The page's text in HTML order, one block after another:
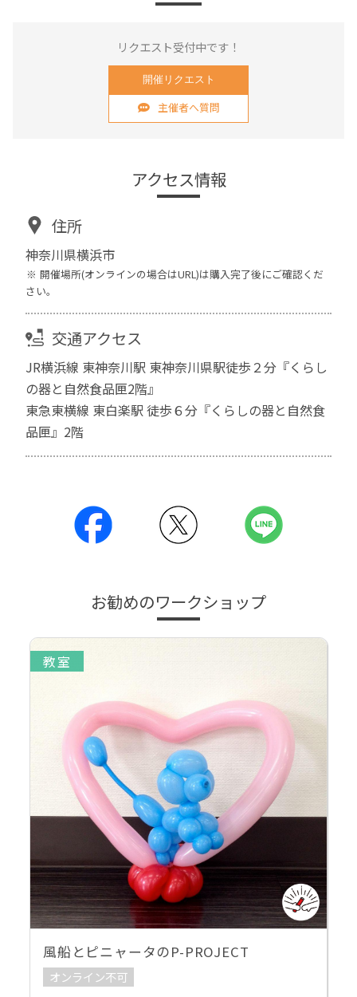
リクエスト受付中です！
開催リクエスト
主催者へ質問
アクセス情報
住所
神奈川県横浜市
開催場所(オンラインの場合はURL)は購入完了後にご確認くだ
さい。
交通アクセス
JR横浜線 東神奈川駅 東神奈川県駅徒歩２分『くらし
の器と自然食品匣2階』
東急東横線 東白楽駅 徒歩６分『くらしの器と自然食
品匣』2階
お勧めのワークショップ
教室
風船とピニャータのP-PROJECT
オンライン不可